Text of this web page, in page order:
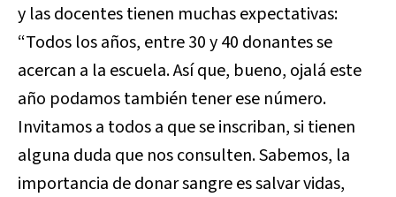
y las docentes tienen muchas expectativas:
“Todos los años, entre 30 y 40 donantes se
acercan a la escuela. Así que, bueno, ojalá este
año podamos también tener ese número.
Invitamos a todos a que se inscriban, si tienen
alguna duda que nos consulten. Sabemos, la
importancia de donar sangre es salvar vidas,